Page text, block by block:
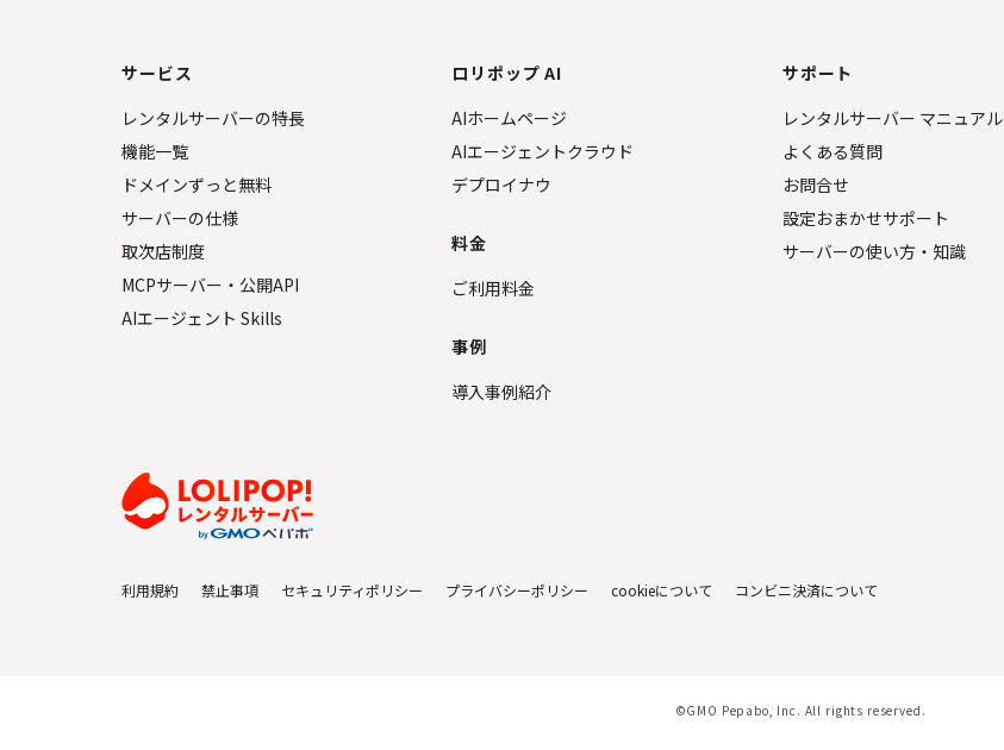
サービス
レンタルサーバーの特長
機能一覧
ドメインずっと無料
サーバーの仕様
取次店制度
MCPサーバー・公開API
AIエージェント Skills
ロリポップ AI
AIホームページ
AIエージェントクラウド
デプロイナウ
料金
ご利用料金
事例
導入事例紹介
サポート
レンタルサーバー マニュアル
よくある質問
お問合せ
設定おまかせサポート
サーバーの使い方・知識
利用規約 禁止事項 セキュリティポリシー プライバシーポリシー cookieについて コンビニ決済について
©GMO Pepabo, Inc. All rights reserved.